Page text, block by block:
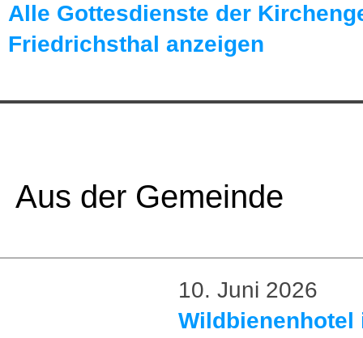
Alle Gottesdienste der
Friedrichsthal anzeigen
Aus der Gemeinde
10. Juni 2026
Wildbienenhotel